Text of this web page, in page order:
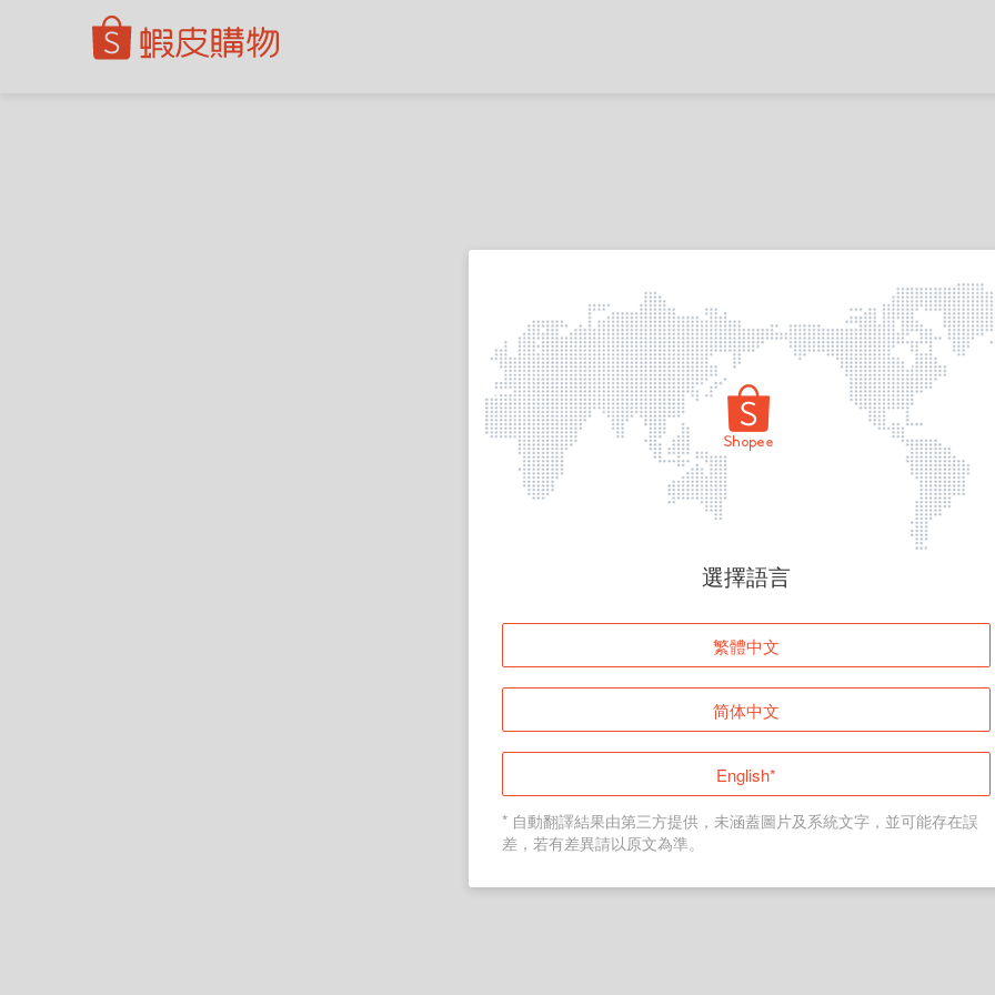
頁面無法顯示
登入
返回首頁
選擇語言
繁體中文
简体中文
English*
* 自動翻譯結果由第三方提供，未涵蓋圖片及系統文字，並可能存在誤
差，若有差異請以原文為準。